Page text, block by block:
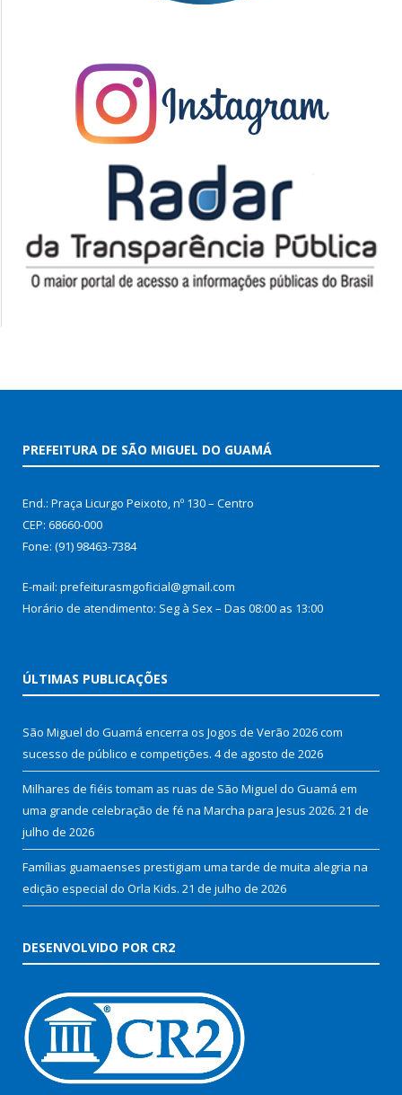
PREFEITURA DE SÃO MIGUEL DO GUAMÁ
End.: Praça Licurgo Peixoto, nº 130 – Centro
CEP: 68660-000
Fone: (91) 98463-7384
E-mail: prefeiturasmgoficial@gmail.com
Horário de atendimento: Seg à Sex – Das 08:00 as 13:00
ÚLTIMAS PUBLICAÇÕES
São Miguel do Guamá encerra os Jogos de Verão 2026 com
sucesso de público e competições. 4 de agosto de 2026
Milhares de fiéis tomam as ruas de São Miguel do Guamá em
uma grande celebração de fé na Marcha para Jesus 2026. 21 de
julho de 2026
Famílias guamaenses prestigiam uma tarde de muita alegria na
edição especial do Orla Kids. 21 de julho de 2026
DESENVOLVIDO POR CR2